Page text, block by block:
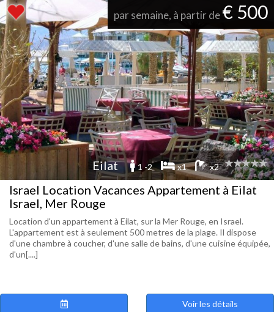
par semaine, à partir de€ 500
Eilat 1 -2 x1 x2
Israel Location Vacances Appartement à Eilat
Israel, Mer Rouge
Location d'un appartement à Eilat, sur la Mer Rouge, en Israel.
L'appartement est à seulement 500 metres de la plage. Il dispose
d'une chambre à coucher, d'une salle de bains, d'une cuisine équipée,
d'un[....]
Voir les détails